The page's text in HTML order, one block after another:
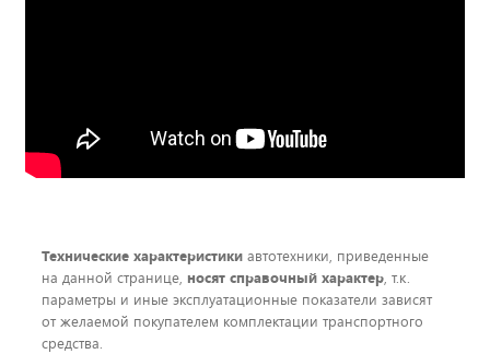
Технические характеристики автотехники, приведенные
на данной странице, носят справочный характер , т.к.
параметры и иные эксплуатационные показатели зависят
от желаемой покупателем комплектации транспортного
средства.